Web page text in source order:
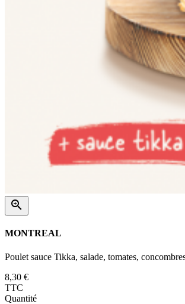

MONTREAL
Poulet sauce Tikka, salade, tomates,
8,30 €
TTC
Quantité